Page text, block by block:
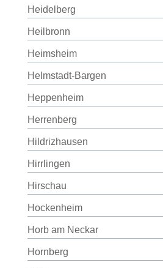
Heidelberg
Heilbronn
Heimsheim
Helmstadt-Bargen
Heppenheim
Herrenberg
Hildrizhausen
Hirrlingen
Hirschau
Hockenheim
Horb am Neckar
Hornberg